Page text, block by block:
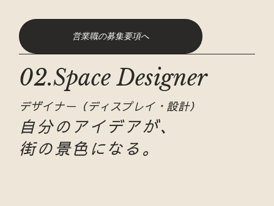
営業職の募集要項へ
02.Space Designer
デザイナー（ディスプレイ・設計）
自分のアイデアが、
街の景色になる。